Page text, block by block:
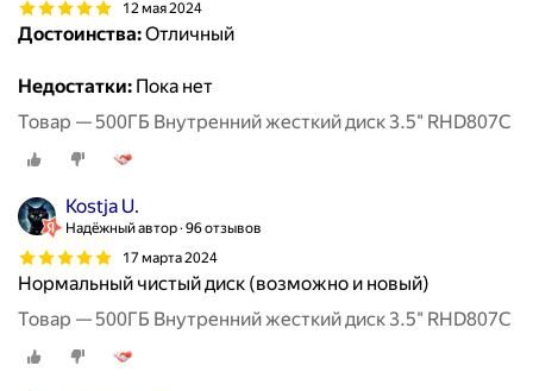
12 мая 2024
Достоинства:Отличный
Недостатки: Пока нет
Товар — 500ГБ Внутренний жесткий диск 3.5" RHD807C
Kostja U.
Надёжный автор 96 отзывов
17 марта 2024
Нормальный чистый диск (возможно и новый)
Товар — 500ГБ Внутренний жесткий диск 3.5" RHD807C